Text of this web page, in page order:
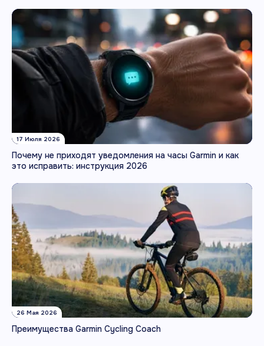
17 Июля 2026
Почему не приходят уведомления на часы Garmin и как
это исправить: инструкция 2026
26 Мая 2026
Преимущества Garmin Cycling Coach